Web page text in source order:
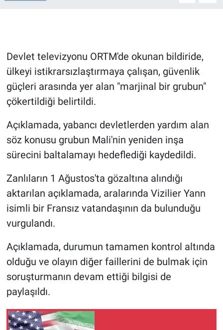
Devlet televizyonu ORTM'de okunan bildiride,
ülkeyi istikrarsızlaştırmaya çalışan, güvenlik
güçleri arasında yer alan "marjinal bir grubun"
çökertildiği belirtildi.
Açıklamada, yabancı devletlerden yardım alan
söz konusu grubun Mali'nin yeniden inşa
sürecini baltalamayı hedeflediği kaydedildi.
Zanlıların 1 Ağustos'ta gözaltına alındığı
aktarılan açıklamada, aralarında Vizilier Yann
isimli bir Fransız vatandaşının da bulunduğu
vurgulandı.
Açıklamada, durumun tamamen kontrol altında
olduğu ve olayın diğer faillerini de bulmak için
soruşturmanın devam ettiği bilgisi de
paylaşıldı.
Gün Bitiyor
Gün Ortası
Günün görüntüsü
İlan
Kimdir
Kültür Sanat
Ne demişti
Nedir